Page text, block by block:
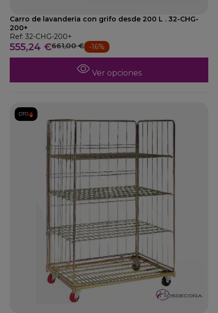
Carro de lavanderia con grifo desde 200 L . 32-CHG-
200+
Ref: 32-CHG-200+
555,24 €661,00 € -16%
Ver opciones
DTO.